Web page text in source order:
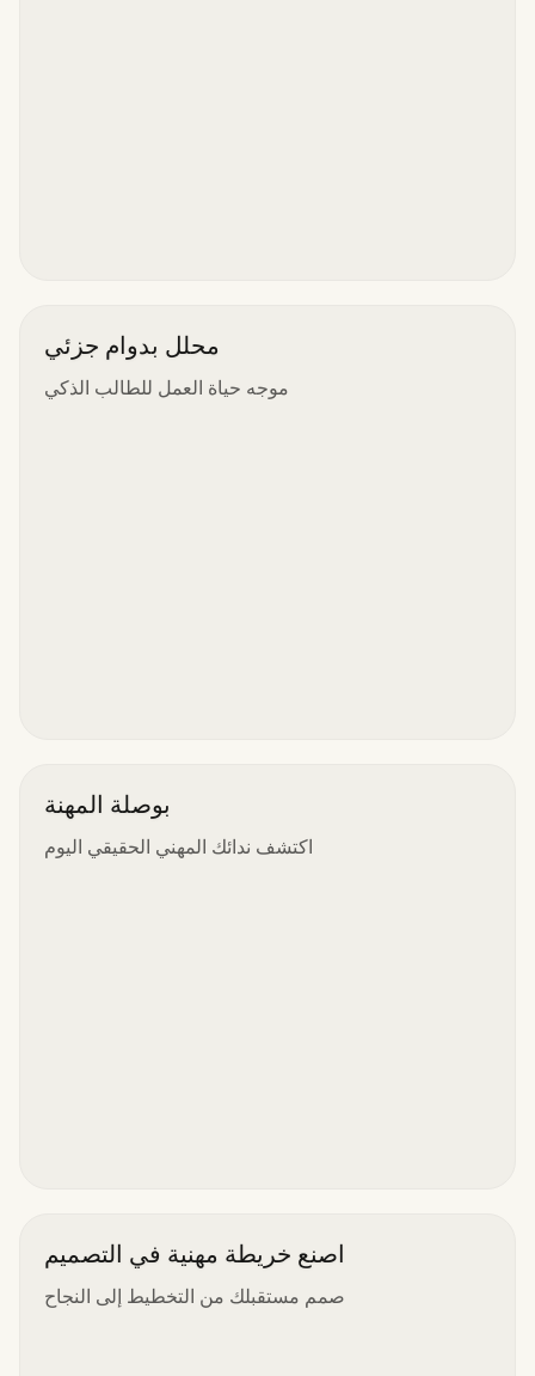
محلل بدوام جزئي
موجه حياة العمل للطالب الذكي
بوصلة المهنة
اكتشف ندائك المهني الحقيقي اليوم
اصنع خريطة مهنية في التصميم
صمم مستقبلك من التخطيط إلى النجاح